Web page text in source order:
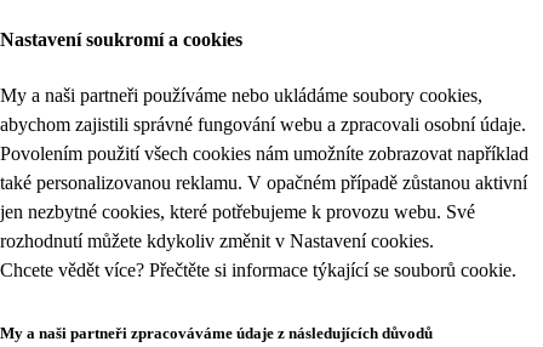
Nastavení soukromí a cookies
My a naši partneři používáme nebo ukládáme soubory cookies,
abychom zajistili správné fungování webu a zpracovali osobní údaje.
Povolením použití všech cookies nám umožníte zobrazovat například
také personalizovanou reklamu. V opačném případě zůstanou aktivní
jen nezbytné cookies, které potřebujeme k provozu webu. Své
rozhodnutí můžete kdykoliv změnit v Nastavení cookies.
Chcete vědět více? Přečtěte si informace týkající se souborů cookie.
My a naši partneři zpracováváme údaje z následujících důvodů